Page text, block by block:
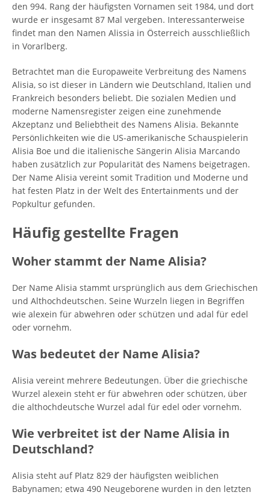
den 994. Rang der häufigsten Vornamen seit 1984, und dort
wurde er insgesamt 87 Mal vergeben. Interessanterweise
findet man den Namen Alissia in Österreich ausschließlich
in Vorarlberg.
Betrachtet man die Europaweite Verbreitung des Namens
Alisia, so ist dieser in Ländern wie Deutschland, Italien und
Frankreich besonders beliebt. Die sozialen Medien und
moderne Namensregister zeigen eine zunehmende
Akzeptanz und Beliebtheit des Namens Alisia. Bekannte
Persönlichkeiten wie die US-amerikanische Schauspielerin
Alisia Boe und die italienische Sängerin Alisia Marcando
haben zusätzlich zur Popularität des Namens beigetragen.
Der Name Alisia vereint somit Tradition und Moderne und
hat festen Platz in der Welt des Entertainments und der
Popkultur gefunden.
Häufig gestellte Fragen
Woher stammt der Name Alisia?
Der Name Alisia stammt ursprünglich aus dem Griechischen
und Althochdeutschen. Seine Wurzeln liegen in Begriffen
wie alexein für abwehren oder schützen und adal für edel
oder vornehm.
Was bedeutet der Name Alisia?
Alisia vereint mehrere Bedeutungen. Über die griechische
Wurzel alexein steht er für abwehren oder schützen, über
die althochdeutsche Wurzel adal für edel oder vornehm.
Wie verbreitet ist der Name Alisia in
Deutschland?
Alisia steht auf Platz 829 der häufigsten weiblichen
Babynamen; etwa 490 Neugeborene wurden in den letzten